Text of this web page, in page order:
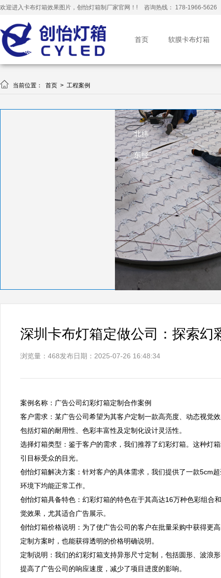
欢迎进入卡布灯箱效果图片，创怡灯箱制厂家官网！! 咨询热线： 178-1966-5626
首页 软膜卡布灯箱
 当前位置： 首页 > 工程案例
深圳卡布灯箱定做公司：探索幻
浏览量：468发布日期：2025-07-26 16:48:34
案例名称：广告公司幻彩灯箱定制合作案例
客户需求：某广告公司希望为其客户定制一款高亮度、动态视觉
包括灯箱的耐用性、色彩丰富性及定制化设计灵活性。
选择灯箱类型：鉴于客户的需求，我们推荐了幻彩灯箱。这种灯
引目标受众的目光。
创怡灯箱解决方案：针对客户的具体需求，我们提供了一款5cm
环境下均能正常工作。
创怡灯箱具备特色：幻彩灯箱的特色在于其高达16万种色彩组合
觉效果，尤其适合广告展示。
创怡灯箱价格说明：为了使广告公司的客户在批量采购中获得更
定制方案时，也能获得透明的价格明确说明。
定制说明：我们的幻彩灯箱支持异形尺寸定制，包括圆形、波浪
提高了广告公司的响应速度，减少了项目进度的影响。